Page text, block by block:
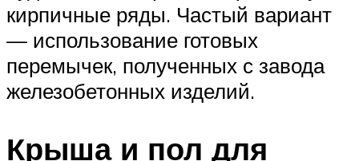
кирпичные ряды. Частый вариант
— использование готовых
перемычек, полученных с завода
железобетонных изделий.
Крыша и пол для